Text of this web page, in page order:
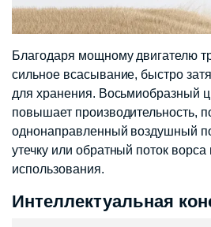
Благодаря мощному двигателю
сильное всасывание, быстро
для хранения. Восьмиобразный
повышает производительность,
однонаправленный воздушный
утечку или обратный поток
использования.
Интеллектуальная